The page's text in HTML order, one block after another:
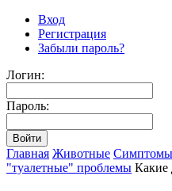
Вход
Регистрация
Забыли пароль?
Логин:
Пароль:
Главная Животные Симптомы
"туалетные" проблемы Какие